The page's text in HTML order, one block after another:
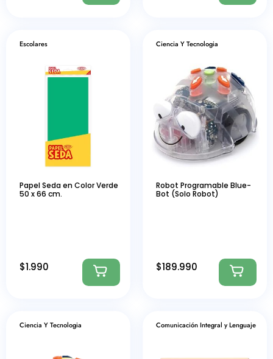
Escolares
Papel Seda en Color Verde
50 x 66 cm.
$1.990
Ciencia Y Tecnologia
Robot Programable Blue-
Bot (Solo Robot)
$189.990
Ciencia Y Tecnologia Comunicación Integral y Lenguaje